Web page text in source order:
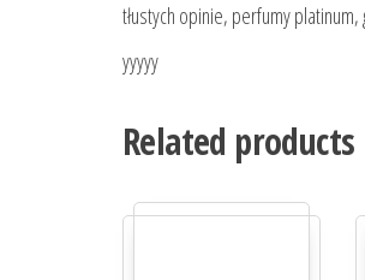
tłustych opinie, perfumy
yyyyy
Related products